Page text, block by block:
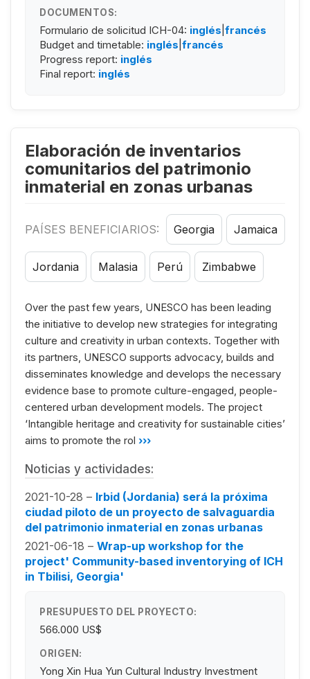
DOCUMENTOS:
Formulario de solicitud ICH-04: inglés francés
Budget and timetable: inglés francés
Progress report: inglés
Final report: inglés
Elaboración de inventarios
comunitarios del patrimonio
inmaterial en zonas urbanas
PAÍSES BENEFICIARIOS: Georgia Jamaica
Jordania Malasia Perú Zimbabwe
Over the past few years, UNESCO has been leading
the initiative to develop new strategies for integrating
culture and creativity in urban contexts. Together with
its partners, UNESCO supports advocacy, builds and
disseminates knowledge and develops the necessary
evidence base to promote culture-engaged, people-
centered urban development models. The project
‘Intangible heritage and creativity for sustainable cities’
aims to promote the rol ›››
Noticias y actividades:
2021-10-28 – Irbid (Jordania) será la próxima
ciudad piloto de un proyecto de salvaguardia
del patrimonio inmaterial en zonas urbanas
2021-06-18 – Wrap-up workshop for the
project' Community-based inventorying of ICH
in Tbilisi, Georgia'
PRESUPUESTO DEL PROYECTO:
566.000 US$
ORIGEN:
Yong Xin Hua Yun Cultural Industry Investment